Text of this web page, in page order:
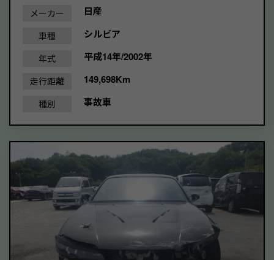
メーカー 日産
車種 シルビア
年式 平成14年/2002年
走行距離 149,698Km
種別 事故車